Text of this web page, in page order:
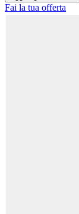
Fai la tua offerta